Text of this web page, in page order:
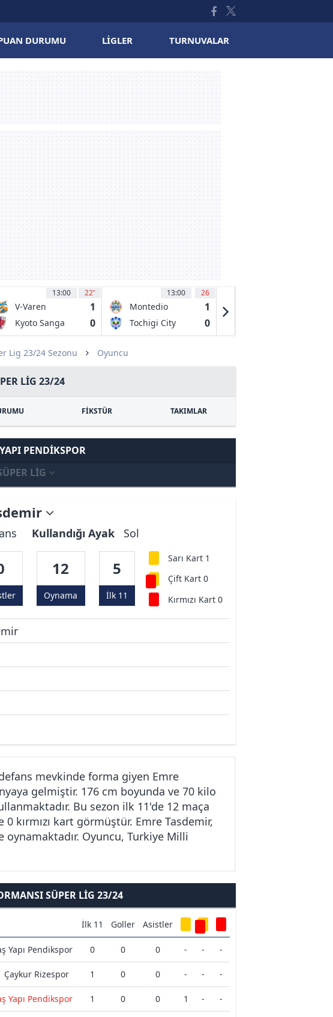
DURUMU LIGLER TURNUVALAR
13:00 22'
V-Varen
Nagasaki
1
Kyoto Sanga
0
13:00 26
Montedio
Yamagata
1
Tochigi City
0
Lig 23/24 Sezonu Oyuncu
LIG 23/24
FİKSTÜR TAKIMLAR
PENDIKSPOR
LIG
Kullandığı Ayak Sol
12
Oynama
5
İlk 11
Sarı Kart 1
Çift Kart 0
Kırmızı Kart 0
mevkinde forma giyen Emre
gelmiştir. 176 cm boyunda ve 70 kilo
Bu sezon ilk 11'de 12 maça
0 kırmızı kart görmüştür. Emre Tasdemir,
oynamaktadır. Oyuncu, Turkiye Milli
SÜPER LIG 23/24
İlk 11 Goller Asistler
Yapı Pendikspor 0 0 0 - - -
Çaykur Rizespor 1 0 0 - - -
Yapı Pendikspor 1 0 0 1 - -